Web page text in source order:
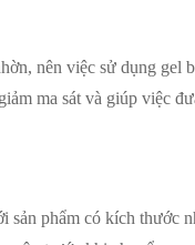
nên việc sử dụng gel
ma sát và giúp việc
sản phẩm có kích thước